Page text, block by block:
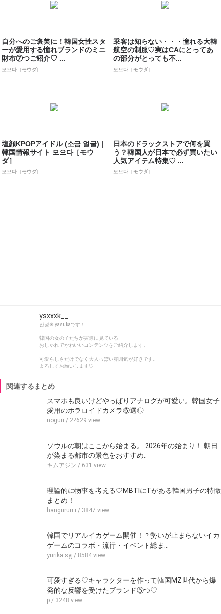
自分へのご褒美に！韓国女性スタ
ーが愛用する憧れブランドのミニ
財布⑦つご紹介♡ ...
모으다［モウダ］
乗客は知らない・・・憧れる大韓
航空の制服♡実はCAにとってあ
の部分がとっても不...
모으다［モウダ］
塩顔KPOPアイドル (소금 얼굴) |
韓国情報サイト 모으다［モウ
ダ］
모으다［モウダ］
日本のドラックストアで何を買
う？韓国人が日本で必ず買いたい
人気アイテム特集♡ ...
모으다［モウダ］
ysxxxk__
안녕☀︎ yasukaです！
韓国の女の子たちが実際に見ている
おしゃれでかわいいコンテンツをご紹介します。
可愛らしさだけでなく大人っぽい雰囲気が好きです。
よろしくお願いします♡
関連するまとめ
スマホも良いけどやっぱりアナログが可愛い。韓国女子
愛用のポラロイドカメラ⑥選◎
noguri / 22629 view
ソウルの朝はここから始まる。 2026年の始まり！ 朝日
が染まる都市の景色をおすすめ…
キムアジン / 631 view
理論的に物事を考える♡MBTIにTがある韓国男子の特徴
まとめ！
hangurumi / 3847 view
韓国でリアルイカゲーム開催！？勢いが止まらないイカ
ゲームのコラボ・流行・イベント総ま…
yurika.syj / 8584 view
可愛すぎる♡キャラクターを作って韓国MZ世代から爆
発的な反響を受けたブランド⑤つ♡
p / 3248 view